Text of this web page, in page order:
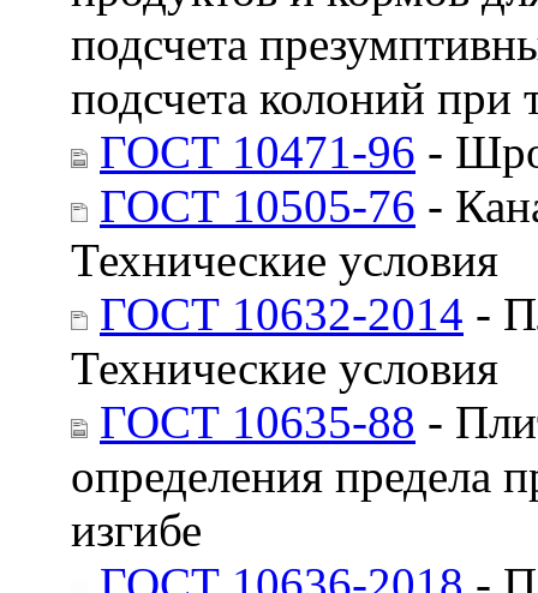
подсчета
подсчета колоний при
ГОСТ 10471-96 -
ГОСТ 10505-76 -
Технические условия
ГОСТ 10632-2014 -
Технические условия
ГОСТ 10635-88 -
определения предела
изгибе